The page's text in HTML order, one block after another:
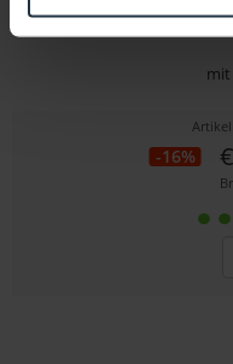
SmallRig
mit
-16%